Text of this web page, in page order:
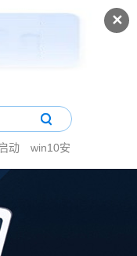
✕
动
win10安